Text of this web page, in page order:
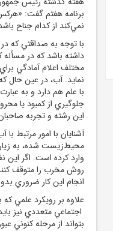
برنامه هفتم گفت:
نمي‌کند از کدام جناح
با توجه به صداقتي که
داشته باشد که در
مختلف اعلام آمادگي
نمايد. آب، در عين حال
با علم هم دارد و به
جلوگيري از کمبود يا
اين رشته و تجربه
آشنايان با امور مرتبط
محيط‌زيست شده، به
وارد کرده است. اگر
روش مخرب را متوقف
انجام اين کار ضروري
علاوه بر رويکرد علمي
اجتماعي متعددي نيز
بتواند از مرحله کنوني